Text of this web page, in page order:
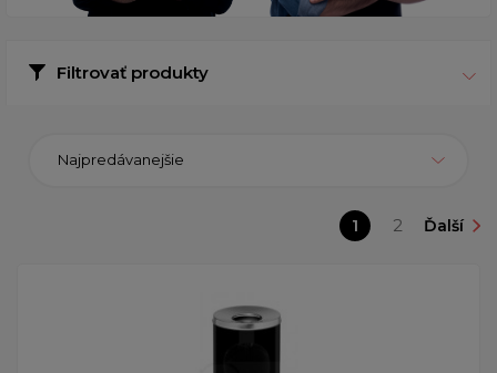
Filtrovať produkty
Najpredávanejšie
1 2 Ďalší